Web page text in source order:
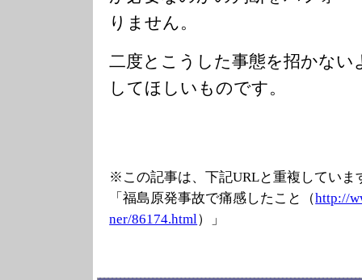
りません。
二度とこうした事態を招かない
してほしいものです。
※この記事は、下記URLと重複していま
「福島原発事故で痛感したこと（http://
ner/86174.html）」